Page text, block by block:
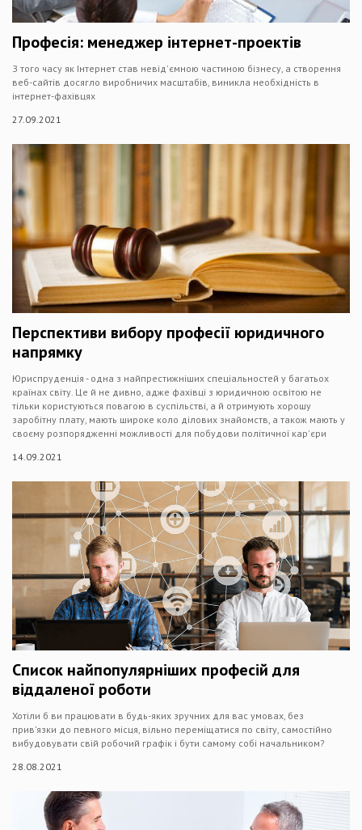
Професія: менеджер інтернет-проектів
З того часу як Інтернет став невід'ємною частиною бізнесу, а створення
веб-сайтів досягло виробничих масштабів, виникла необхідність в
інтернет-фахівцях
27.09.2021
Перспективи вибору професії юридичного
напрямку
Юриспруденція - одна з найпрестижніших спеціальностей у багатьох
країнах світу. Це й не дивно, адже фахівці з юридичною освітою не
тільки користуються повагою в суспільстві, а й отримують хорошу
заробітну плату, мають широке коло ділових знайомств, а також мають у
своєму розпорядженні можливості для побудови політичної кар'єри
14.09.2021
Список найпопулярніших професій для
віддаленої роботи
Хотіли б ви працювати в будь-яких зручних для вас умовах, без
прив’язки до певного місця, вільно переміщатися по світу, самостійно
вибудовувати свій робочий графік і бути самому собі начальником?
28.08.2021